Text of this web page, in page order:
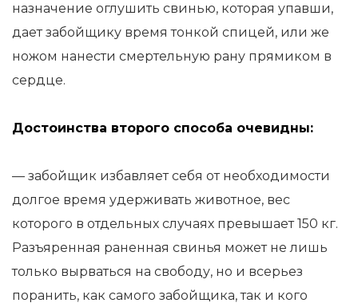
назначение оглушить свинью, которая упавши,
дает забойщику время тонкой спицей, или же
ножом нанести смертельную рану прямиком в
сердце.
Достоинства второго способа очевидны:
— забойщик избавляет себя от необходимости
долгое время удерживать животное, вес
которого в отдельных случаях превышает 150 кг.
Разъяренная раненная свинья может не лишь
только вырваться на свободу, но и всерьез
поранить, как самого забойщика, так и кого